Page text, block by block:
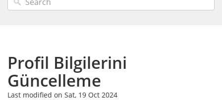
Profil Bilgilerini
Güncelleme
Last modified on Sat, 19 Oct 2024